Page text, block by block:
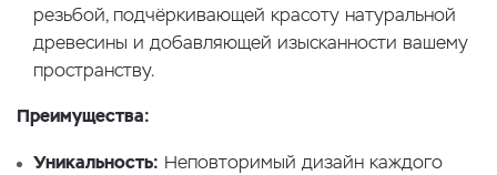
резьбой, подчёркивающей красоту натуральной
древесины и добавляющей изысканности вашему
пространству.
Преимущества:
Уникальность: Неповторимый дизайн каждого